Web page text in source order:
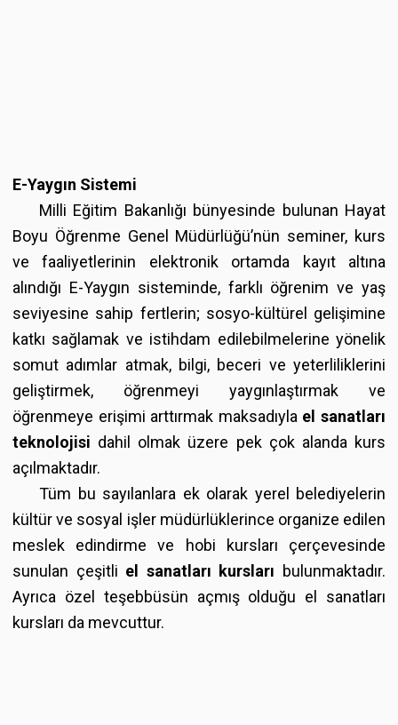
E-Yaygın Sistemi
Milli Eğitim Bakanlığı bünyesinde bulunan Hayat
Boyu Öğrenme Genel Müdürlüğü’nün seminer, kurs
ve faaliyetlerinin elektronik ortamda kayıt altına
alındığı E-Yaygın sisteminde, farklı öğrenim ve yaş
seviyesine sahip fertlerin; sosyo-kültürel gelişimine
katkı sağlamak ve istihdam edilebilmelerine yönelik
somut adımlar atmak, bilgi, beceri ve yeterliliklerini
geliştirmek, öğrenmeyi yaygınlaştırmak ve
öğrenmeye erişimi arttırmak maksadıyla el sanatları
teknolojisi dahil olmak üzere pek çok alanda kurs
açılmaktadır.
Tüm bu sayılanlara ek olarak yerel belediyelerin
kültür ve sosyal işler müdürlüklerince organize edilen
meslek edindirme ve hobi kursları çerçevesinde
sunulan çeşitli el sanatları kursları bulunmaktadır.
Ayrıca özel teşebbüsün açmış olduğu el sanatları
kursları da mevcuttur.